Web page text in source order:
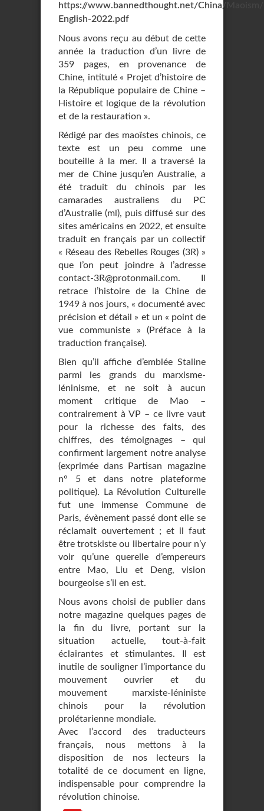
https://www.bannedthought.net/China/
English-2022.pdf
Nous avons reçu au début de cette
année la traduction d’un livre de
359 pages, en provenance de
Chine, intitulé « Projet d’histoire de
la République populaire de Chine –
Histoire et logique de la révolution
et de la restauration ».
Rédigé par des maoïstes chinois, ce
texte est un peu comme une
bouteille à la mer. Il a traversé la
mer de Chine jusqu’en Australie, a
été traduit du chinois par les
camarades australiens du PC
d’Australie (ml), puis diffusé sur des
sites américains en 2022, et ensuite
traduit en français par un collectif
« Réseau des Rebelles Rouges (3R) »
que l’on peut joindre à l’adresse
contact-3R@protonmail.com. Il
retrace l’histoire de la Chine de
1949 à nos jours, « documenté avec
précision et détail » et un « point de
vue communiste » (Préface à la
traduction française).
Bien qu’il affiche d’emblée Staline
parmi les grands du marxisme-
léninisme, et ne soit à aucun
moment critique de Mao –
contrairement à VP – ce livre vaut
pour la richesse des faits, des
chiffres, des témoignages – qui
confirment largement notre analyse
(exprimée dans Partisan magazine
n° 5 et dans notre plateforme
politique). La Révolution Culturelle
fut une immense Commune de
Paris, évènement passé dont elle se
réclamait ouvertement ; et il faut
être trotskiste ou libertaire pour n’y
voir qu’une querelle d’empereurs
entre Mao, Liu et Deng, vision
bourgeoise s’il en est.
Nous avons choisi de publier dans
notre magazine quelques pages de
la fin du livre, portant sur la
situation actuelle, tout-à-fait
éclairantes et stimulantes. Il est
inutile de souligner l’importance du
mouvement ouvrier et du
mouvement marxiste-léniniste
chinois pour la révolution
prolétarienne mondiale.
Avec l’accord des traducteurs
français, nous mettons à la
disposition de nos lecteurs la
totalité de ce document en ligne,
indispensable pour comprendre la
révolution chinoise.